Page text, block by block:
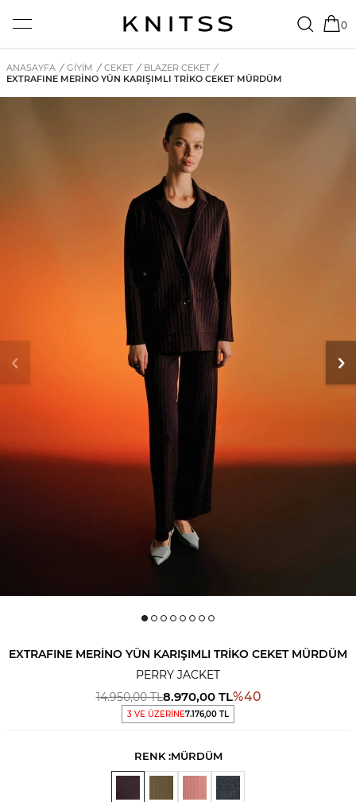
0
ANASAYFA / GİYİM / CEKET / BLAZER CEKET /
EXTRAFINE MERINO YÜN KARIŞIMLI TRIKO CEKET MÜRDÜM
EXTRAFINE MERINO YÜN KARIŞIMLI TRIKO CEKET MÜRDÜM
PERRY JACKET
14.950,00TL8.970,00TL%40
3 VE ÜZERİNE7.176,00 TL
RENK :MÜRDÜM